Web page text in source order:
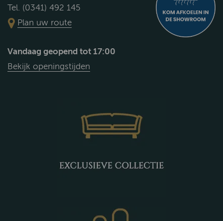
Tel. (0341) 492 145
Plan uw route
Vandaag geopend tot 17:00
Bekijk openingstijden